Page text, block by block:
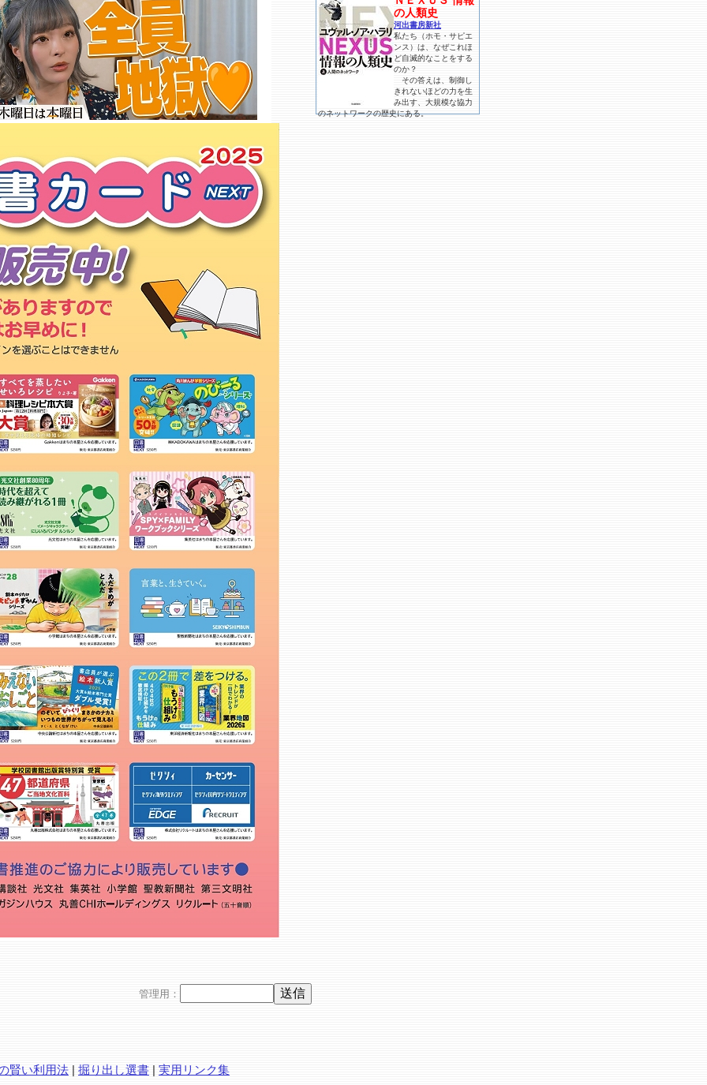
カルチュア コンビニエンスクラ
ブ 鴻巣
利根書店 鴻巣店
ブックセンターぱぴるす
ゲオ 鴻巣店
昭和堂書店
宮脇書店 鴻巣店
シャロンＢＯＯＫＳタケヤマ
すずき書店
松柏堂書店
宮脇書店 北本店
ビッグワンＴＳＵＴＡＹＡ 加須
もっと詳しく
管理用：
賢い利用法 | 掘り出し選書 | 実用リンク集
の人類史
河出書房新社
私たち（ホモ・サピエ
ンス）は、なぜこれほ
ど自滅的なことをする
のか？
その答えは、制御し
きれないほどの力を生
み出す、大規模な協力
のネットワークの歴史にある。